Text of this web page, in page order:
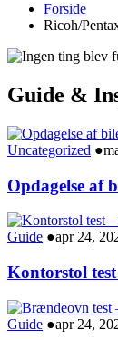
Forside
Ricoh/
Guide &
Uncategorized ●
Opdagelse af
Guide ●apr 24,
Kontorstol
Guide ●apr 24,